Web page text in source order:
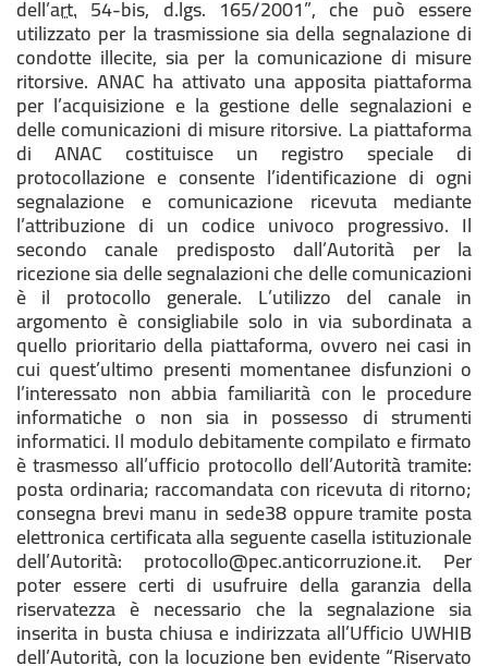
dell’art. 54-bis, d.lgs. 165/2001”, che può essere
utilizzato per la trasmissione sia della segnalazione di
condotte illecite, sia per la comunicazione di misure
ritorsive. ANAC ha attivato una apposita piattaforma
per l’acquisizione e la gestione delle segnalazioni e
delle comunicazioni di misure ritorsive. La piattaforma
di ANAC costituisce un registro speciale di
protocollazione e consente l’identificazione di ogni
segnalazione e comunicazione ricevuta mediante
l’attribuzione di un codice univoco progressivo. Il
secondo canale predisposto dall’Autorità per la
ricezione sia delle segnalazioni che delle comunicazioni
è il protocollo generale. L’utilizzo del canale in
argomento è consigliabile solo in via subordinata a
quello prioritario della piattaforma, ovvero nei casi in
cui quest’ultimo presenti momentanee disfunzioni o
l’interessato non abbia familiarità con le procedure
informatiche o non sia in possesso di strumenti
informatici. Il modulo debitamente compilato e firmato
è trasmesso all’ufficio protocollo dell’Autorità tramite:
posta ordinaria; raccomandata con ricevuta di ritorno;
consegna brevi manu in sede38 oppure tramite posta
elettronica certificata alla seguente casella istituzionale
dell’Autorità: protocollo@pec.anticorruzione.it. Per
poter essere certi di usufruire della garanzia della
riservatezza è necessario che la segnalazione sia
inserita in busta chiusa e indirizzata all’Ufficio UWHIB
dell’Autorità, con la locuzione ben evidente “Riservato